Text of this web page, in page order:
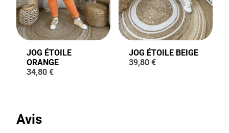
JOG ÉTOILE
ORANGE
34,80 €
JOG ÉTOILE BEIGE
39,80 €
Avis